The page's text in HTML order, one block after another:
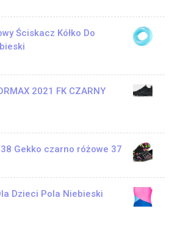
Ściskacz Kółko Do
2021 FK CZARNY
Gekko czarno różowe 37
Dzieci Pola Niebieski